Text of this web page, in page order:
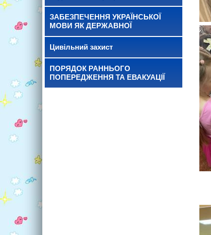
ЗАБЕЗПЕЧЕННЯ УКРАЇНСЬКОЇ
МОВИ ЯК ДЕРЖАВНОЇ
Цивільний захист
ПОРЯДОК РАННЬОГО
ПОПЕРЕДЖЕННЯ ТА ЕВАКУАЦІЇ